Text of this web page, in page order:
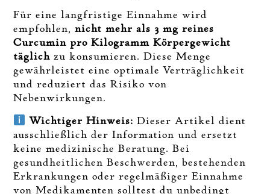
Für eine langfristige Einnahme wird
empfohlen, nicht mehr als 3 mg reines
Curcumin pro Kilogramm Körpergewicht
täglichzu konsumieren. Diese Menge
gewährleistet eine optimale Verträglichkeit
und reduziert das Risiko von
Nebenwirkungen.
Wichtiger Hinweis: Dieser Artikel dient
ausschließlich der Information und ersetzt
keine medizinische Beratung. Bei
gesundheitlichen Beschwerden, bestehenden
Erkrankungen oder regelmäßiger Einnahme
von Medikamenten solltest du unbedingt